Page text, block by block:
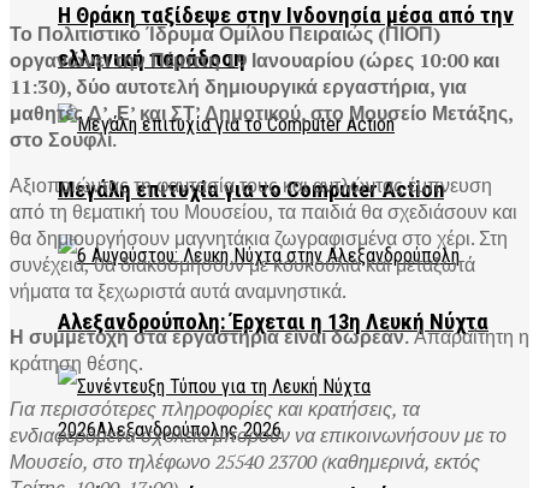
Η Θράκη ταξίδεψε στην Ινδονησία μέσα από την
ελληνική παράδοση
Μεγάλη επιτυχία για το Computer Action
Αλεξανδρούπολη: Έρχεται η 13η Λευκή Νύχτα
Το Πολιτιστικό Ίδρυμα Ομίλου Πειραιώς (ΠΙΟΠ)
οργανώνει την Πέμπτη 19 Ιανουαρίου (ώρες 10:00 και
11:30), δύο αυτοτελή δημιουργικά εργαστήρια, για
μαθητές Δ’, Ε’ και ΣΤ’ Δημοτικού, στο Μουσείο Μετάξης,
στο Σουφλί.
Αξιοποιώντας τη φαντασία τους και αντλώντας έμπνευση
από τη θεματική του Μουσείου, τα παιδιά θα σχεδιάσουν και
θα δημιουργήσουν μαγνητάκια ζωγραφισμένα στο χέρι. Στη
συνέχεια, θα διακοσμήσουν με κουκούλια και μεταξωτά
νήματα τα ξεχωριστά αυτά αναμνηστικά.
Η συμμετοχή στα εργαστήρια είναι δωρεάν.Απαραίτητη η
κράτηση θέσης.
Για περισσότερες πληροφορίες και κρατήσεις, τα
ενδιαφερόμενα σχολεία μπορούν να επικοινωνήσουν με το
Μουσείο, στο τηλέφωνο 25540 23700 (καθημερινά, εκτός